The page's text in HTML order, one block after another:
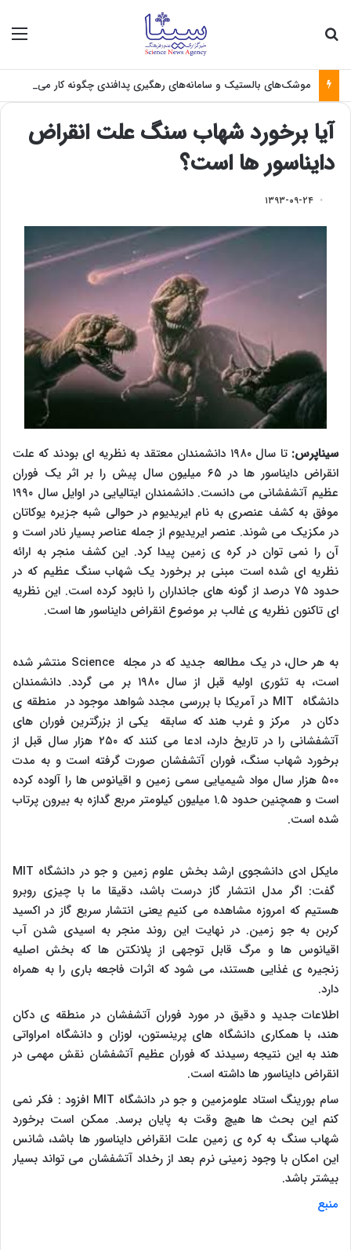
موشک‌های بالستیک و سامانه‌های رهگیری پدافندی چگونه کار می کنند؟
آیا برخورد شهاب سنگ علت انقراض
دایناسور ها است؟
۱۳۹۳-۰۹-۲۴
سیناپرس:
تا سال ۱۹۸۰ دانشمندان معتقد به نظریه ای بودند که علت
انقراض دایناسور ها در ۶۵ میلیون سال پیش را بر اثر یک فوران
عظیم آتشفشانی می دانست. دانشمندان ایتالیایی در اوایل سال ۱۹۹۰
موفق به کشف عنصری به نام ایریدیوم در حوالی شبه جزیره یوکاتان
در مکزیک می شوند. عنصر ایریدیوم از جمله عناصر بسیار نادر است و
آن را نمی توان در کره ی زمین پیدا کرد. این کشف منجر به ارائه
نظریه ای شده است مبنی بر برخورد یک شهاب سنگ عظیم که در
حدود ۷۵ درصد از گونه های جانداران را نابود کرده است. این نظریه
ای تاکنون نظریه ی غالب بر موضوع انقراض دایناسور ها است.
به هر حال، در یک مطالعه جدید که در مجله Science منتشر شده
است، به تئوری اولیه قبل از سال ۱۹۸۰ بر می گردد. دانشمندان
دانشگاه MIT در آمریکا با بررسی مجدد شواهد موجود در منطقه ی
دکان در مرکز و غرب هند که سابقه یکی از بزرگترین فوران های
آتشفشانی را در تاریخ دارد، ادعا می کنند که ۲۵۰ هزار سال قبل از
برخورد شهاب سنگ، فوران آتشفشان صورت گرفته است و به مدت
۵۰۰ هزار سال مواد شیمیایی سمی زمین و اقیانوس ها را آلوده کرده
است و همچنین حدود ۱.۵ میلیون کیلومتر مربع گدازه به بیرون پرتاب
شده است.
مایکل ادی دانشجوی ارشد بخش علوم زمین و جو در دانشگاه MIT
گفت: اگر مدل انتشار گاز درست باشد، دقیقا ما با چیزی روبرو
هستیم که امروزه مشاهده می کنیم یعنی انتشار سریع گاز در اکسید
کربن به جو زمین. در نهایت این روند منجر به اسیدی شدن آب
اقیانوس ها و مرگ قابل توجهی از پلانکتن ها که بخش اصلیه
زنجیره ی غذایی هستند، می شود که اثرات فاجعه باری را به همراه
دارد.
اطلاعات جدید و دقیق در مورد فوران آتشفشان در منطقه ی دکان
هند، با همکاری دانشگاه های پرینستون، لوزان و دانشگاه امراواتی
هند به این نتیجه رسیدند که فوران عظیم آتشفشان نقش مهمی در
انقراض دایناسور ها داشته است.
سام بورینگ استاد علومزمین و جو در دانشگاه MIT افزود : فکر نمی
کنم این بحث ها هیچ وقت به پایان برسد. ممکن است برخورد
شهاب سنگ به کره ی زمین علت انقراض دایناسور ها باشد، شانس
این امکان با وجود زمینی نرم بعد از رخداد آتشفشان می تواند بسیار
بیشتر باشد.
منبع